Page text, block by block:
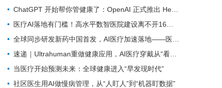
ChatGPT 开始帮你管健康了：OpenAI 正式推出 Health 功能，AI 进入医疗意味着什么？
医疗AI落地有门槛！高水平数智医院建设离不开16个能力（附自查表）
全球同步研发新药中国首发，AI医疗加速落地——医疗前沿资讯速览
速递｜Ultrahuman重做健康应用，AI医疗穿戴从“看数据”转向“给行动”
当医疗开始预测未来：全球健康进入“早发现时代”
社区医生用AI做慢病管理，从“人盯人”到“机器盯数据”